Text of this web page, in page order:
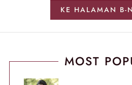
KE HALAMAN B-
MOST